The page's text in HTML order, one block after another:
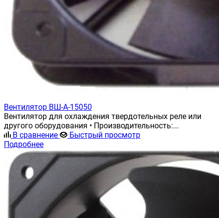
Вентилятор ВШ-А-15050
Вентилятор для охлаждения твердотельных реле или
другого оборудования • Производительность:...
В сравнение
Быстрый просмотр
Подробнее